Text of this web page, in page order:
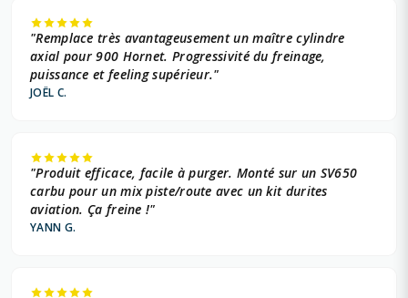
"Remplace très avantageusement un maître cylindre
axial pour 900 Hornet. Progressivité du freinage,
puissance et feeling supérieur."
JOËL C.
"Produit efficace, facile à purger. Monté sur un SV650
carbu pour un mix piste/route avec un kit durites
aviation. Ça freine !"
YANN G.